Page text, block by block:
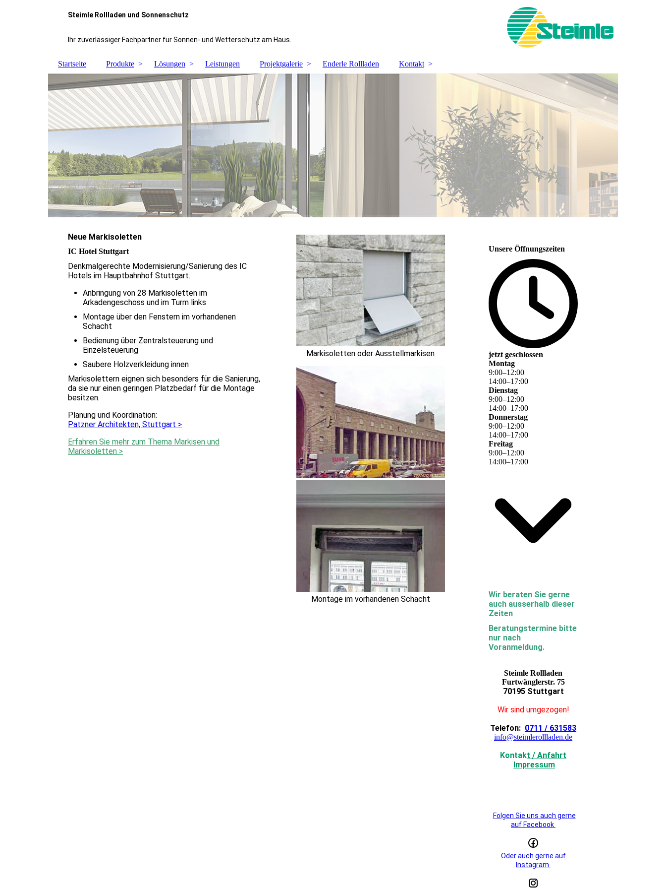
Steimle Rollladen und Sonnenschutz
Ihr zuverlässiger Fachpartner für Sonnen- und Wetterschutz am Haus.
Startseite Produkte Lösungen Leistungen Projektgalerie Enderle Rollladen Kontakt
Neue Markisoletten
IC Hotel Stuttgart
Denkmalgerechte Modernisierung/Sanierung des IC
Hotels im Hauptbahnhof Stuttgart.
Anbringung von 28 Markisoletten im
Arkadengeschoss und im Turm links
Montage über den Fenstern im vorhandenen
Schacht
Bedienung über Zentralsteuerung und
Einzelsteuerung
Saubere Holzverkleidung innen
Markisolettern eignen sich besonders für die Sanierung,
da sie nur einen geringen Platzbedarf für die Montage
besitzen.
Planung und Koordination:
Patzner Architekten, Stuttgart >
Erfahren Sie mehr zum Thema Markisen und
Markisoletten >
Markisoletten oder Ausstellmarkisen
Montage im vorhandenen Schacht
Unsere Öffnungszeiten
jetzt geschlossen
Montag
9:00–12:00
14:00–17:00
Dienstag
9:00–12:00
14:00–17:00
Donnerstag
9:00–12:00
14:00–17:00
Freitag
9:00–12:00
14:00–17:00
Wir beraten Sie gerne
auch ausserhalb dieser
Zeiten
Beratungstermine bitte
nur nach
Voranmeldung.
Steimle Rollladen
Furtwänglerstr. 75
70195 Stuttgart
Wir sind umgezogen!
Telefon: 0711 / 631583
info@steimlerollladen.de
Kontakt / Anfahrt
Impressum
Folgen Sie uns auch gerne
auf Facebook
Oder auch gerne auf
Instagram